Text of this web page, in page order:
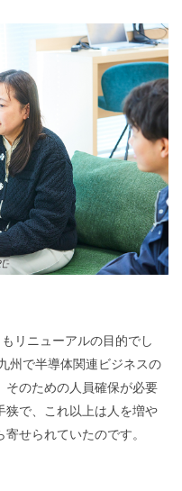
リニューアルの目的でし
州で半導体関連ビジネスの
そのための人員確保が必要
狭で、これ以上は人を増や
せられていたのです。